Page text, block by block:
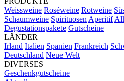
Weissweine Roséweine Rotweine
Schaumweine Spirituosen Aperitif
Degustationspakete Gutscheine
LÄNDER
Irland Italien Spanien Frankreich
Deutschland Neue Welt
DIVERSES
Geschenkgutscheine